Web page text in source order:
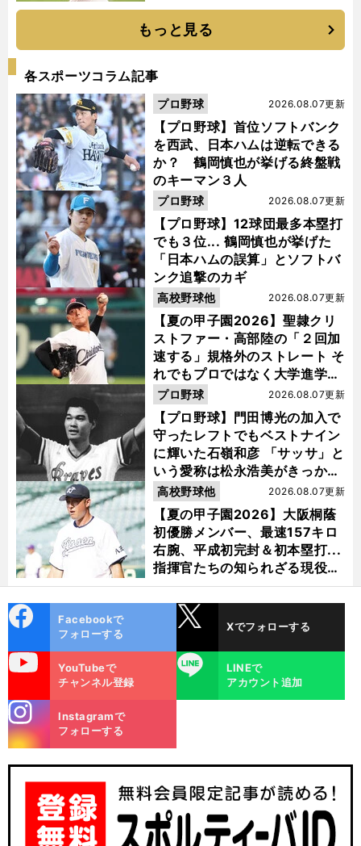
もっと見る
各スポーツコラム記事
【プロ野球】首位ソフトバンク
を西武、日本ハムは逆転できる
か？ 鶴岡慎也が挙げる終盤戦
のキーマン３人
2026.08.07更新
プロ野球
【プロ野球】12球団最多本塁打
でも３位... 鶴岡慎也が挙げた
「日本ハムの誤算」とソフトバ
ンク追撃のカギ
2026.08.07更新
プロ野球
【夏の甲子園2026】聖隷クリ
ストファー・高部陸の「２回加
速する」規格外のストレート そ
れでもプロではなく大学進学を
選ぶ理由
2026.08.07更新
高校野球他
【プロ野球】門田博光の加入で
守ったレフトでもベストナイン
に輝いた石嶺和彦 「サッサ」と
いう愛称は松永浩美がきっか
け？
2026.08.07更新
プロ野球
【夏の甲子園2026】大阪桐蔭
初優勝メンバー、最速157キロ
右腕、平成初完封＆初本塁打...
指揮官たちの知られざる現役時
代
2026.08.07更新
高校野球他
ok
Facebookで
フォローする
Xでフォローする
YouTubeで
チャンネル登録
LINE
LINEで
アカウント追加
m
Instagramで
フォローする